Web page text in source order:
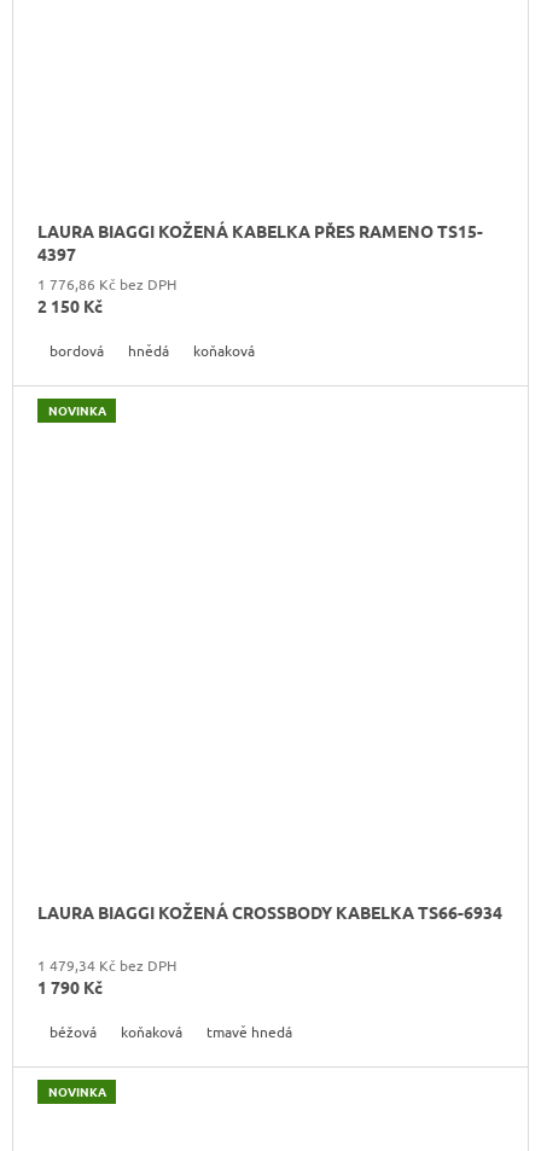
LAURA BIAGGI KOŽENÁ KABELKA PŘES RAMENO TS15-
4397
1 776,86 Kč bez DPH
2 150 Kč
bordová hnědá koňaková
NOVINKA
LAURA BIAGGI KOŽENÁ CROSSBODY KABELKA TS66-6934
1 479,34 Kč bez DPH
1 790 Kč
béžová koňaková tmavě hnedá
NOVINKA